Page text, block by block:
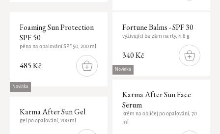
PÉČE O DĚTI
SLUNEČNÍ PÉČE
NÁHRADNÍ NÁPLNĚ
KOSMETICKÉ PŘÍPRAVKY NA CESTY
KOUPELNA
Doplňky
Předložka
Krémy na opalování
Krémy po opalování
The Soulful Collection
Sport
Hair Care Collection
The Ritual of Hammam
The Iconic Collection
The Ritual of Cleopatra
PRO NASTÁVAJÍCÍ MAMINKY
Foaming Sun Protection
SPF 50
485 Kč
DO
KOŠÍKU
pěna na opalování SPF 50, 200 ml
Fortune Balms - SPF 30
340 Kč
DO
KOŠÍKU
vyživující balzám na rty, 4,8 g
Novinka
Karma After Sun Face
Serum
krém na obličej po opalování, 70
ml
Novinka
Karma After Sun Gel
gel po opalování, 200 ml